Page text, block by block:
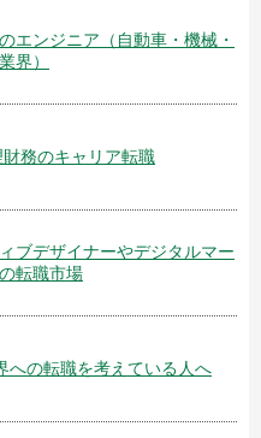
エンジニア（自動車・機械・
界）
財務のキャリア転職
ブデザイナーやデジタルマー
転職市場
への転職を考えている人へ